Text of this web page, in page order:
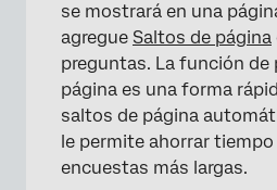
se mostrará en una
agregue Saltos de página
preguntas. La función de
página es una forma
saltos de página
le permite ahorrar tiempo
encuestas más largas.